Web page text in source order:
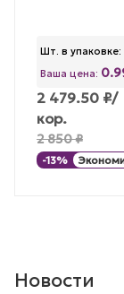
Шт. в упаковке:
Ваша цена:
2 479.50 ₽/
кор.
2 850₽
-13%
Новости